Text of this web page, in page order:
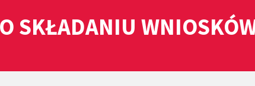
SKŁADANIU